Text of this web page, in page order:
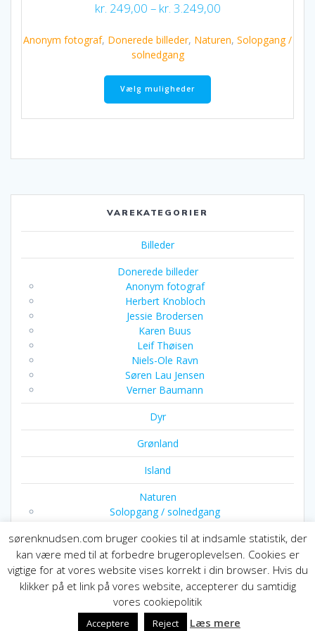
kr. 249,00 – kr. 3.249,00Prisinterval:
til
kr. 3.249,00
Anonym fotograf, Donerede billeder, Naturen, Solopgang /
solnedgang
Vælg muligheder
Dette
har
flere
kan
på
VAREKATEGORIER
Billeder
Donerede billeder
Anonym fotograf
Herbert Knobloch
Jessie Brodersen
Karen Buus
Leif Thøisen
Niels-Ole Ravn
Søren Lau Jensen
Verner Baumann
Dyr
Grønland
Island
Naturen
Solopgang / solnedgang
Ophørsudsalg
Special opgaver
sørenknudsen.com bruger cookies til at indsamle statistik, der
kan være med til at forbedre brugeroplevelsen. Cookies er
vigtige for at vores website vises korrekt i din browser. Hvis du
klikker på et link på vores website, accepterer du samtidig
vores cookiepolitik
Acceptere Reject Læs mere